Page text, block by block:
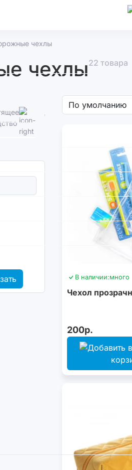
чехлы
чехлы22 товара
Дорожные
Контейнеры
В наличии:много
Чехол
200р.